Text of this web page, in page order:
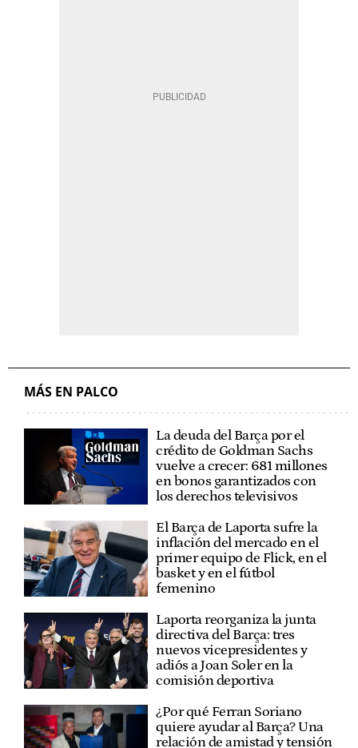
MÁS EN PALCO
La deuda del Barça por el
crédito de Goldman Sachs
vuelve a crecer: 681 millones
en bonos garantizados con
los derechos televisivos
El Barça de Laporta sufre la
inflación del mercado en el
primer equipo de Flick, en el
basket y en el fútbol
femenino
Laporta reorganiza la junta
directiva del Barça: tres
nuevos vicepresidentes y
adiós a Joan Soler en la
comisión deportiva
¿Por qué Ferran Soriano
quiere ayudar al Barça? Una
relación de amistad y tensión